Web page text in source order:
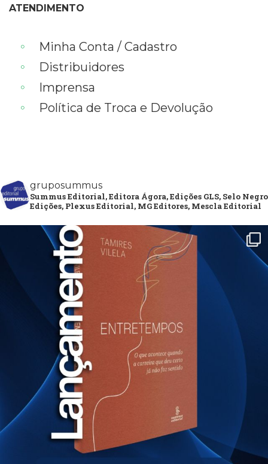
ATENDIMENTO
Minha Conta / Cadastro
Distribuidores
Imprensa
Política de Troca e Devolução
gruposummus
Summus Editorial, Editora Ágora, Edições GLS, Selo Negro
Edições, Plexus Editorial, MG Editores, Mescla Editorial